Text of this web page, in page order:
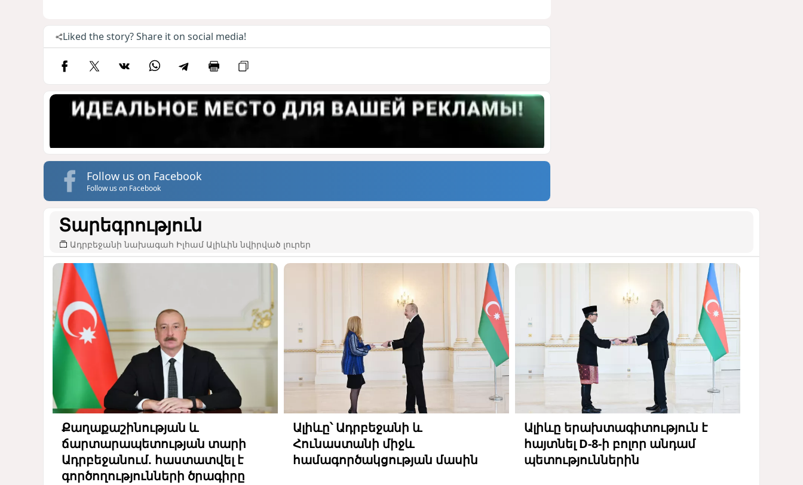
Liked the story? Share it on social media!
Follow us on Facebook
Follow us on Facebook
Տարեգրություն
Ադրբեջանի նախագահ Իլհամ Ալիևին նվիրված լուրեր
Քաղաքաշինության և
ճարտարապետության տարի
Ադրբեջանում. հաստատվել է
գործողությունների ծրագիրը
Ալիևը՝ Ադրբեջանի և
Հունաստանի միջև
համագործակցության մասին
Ալիևը երախտագիտություն է
հայտնել D-8-ի բոլոր անդամ
պետություններին